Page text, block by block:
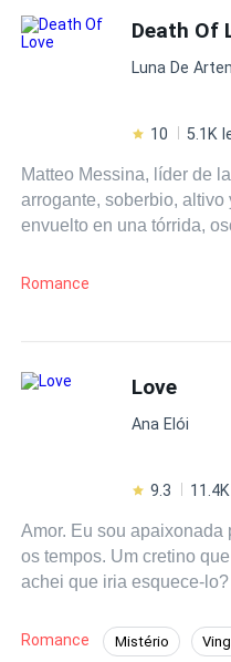
completo, todo empeoró.
cosa, lugar o situación se
cambió mi mundo por
Death Of
Luna De
10 5.1K
Matteo Messina, líder de
arrogante, soberbio,
envuelto en una tórrida,
negros son el origen de
congela la sangre en las
deseado: su libertad y el
no está dispuesta a ser la
reina de la Cosa Nostra
Romance
Love
Ana Elói
9.3
Amor. Eu sou apaixonada pelo maior traficante de todos
os tempos. Um cretino
achei que iria esquece-lo?
Romance Mistério